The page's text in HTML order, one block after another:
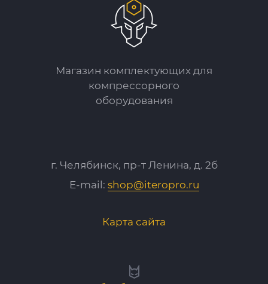
Магазин комплектующих для
компрессорного
оборудования
г. Челябинск, пр-т Ленина, д. 2б
E-mail: shop@iteropro.ru
Карта сайта